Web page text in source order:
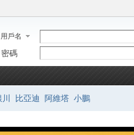
用戶名
密碼
比亞迪 阿維塔 小鵬